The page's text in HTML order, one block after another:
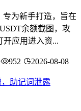
专为新手打造，旨在
余额截图，攻
开应用进入资...
952 2026-08-08